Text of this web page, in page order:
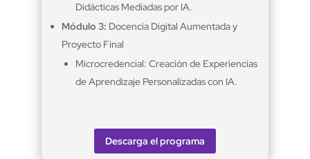
Didácticas Mediadas por IA.
Módulo 3: Docencia Digital Aumentada y
Proyecto Final
Microcredencial: Creación de Experiencias
de Aprendizaje Personalizadas con IA.
Descarga el programa